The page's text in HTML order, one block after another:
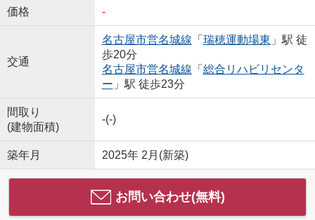
価格 -
交通
名古屋市営名城線 「 瑞穂運動場東 」駅 徒
歩20分
名古屋市営名城線 「 総合リハビリセンタ
ー 」駅 徒歩23分
間取り
(建物面積)
-(-)
築年月 2025年 2月(新築)
お問い合わせ(無料)